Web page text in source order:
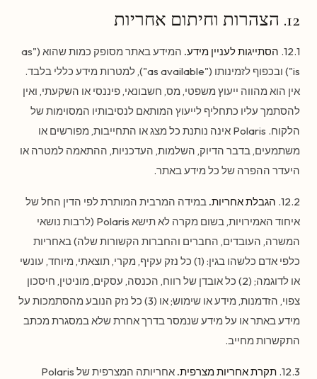
12. הצהרות וחיתום אחריות
12.1. הסתייגות לעניין מידע.
המידע באתר מסופק כמות שהוא ("as
is") ובכפוף לזמינותו ("as available"), למטרות מידע כללי בלבד.
אין הוא מהווה ייעוץ משפטי, מס, חשבונאי, פיננסי או השקעתי, ואין
להסתמך עליו כתחליף לייעוץ המותאם לנסיבותיו המסוימות של
הלקוח. Polaris אינה נותנת כל מצג או התחייבות, מפורשים או
משתמעים, בדבר הדיוק, השלמות, העדכניות, ההתאמה למטרה או
היעדר ההפרה של כל מידע באתר.
12.2. הגבלת אחריות. במידה המרבית המותרת לפי הדין החל של
איחוד האמירויות, בשום מקרה לא תישא Polaris (לרבות נושאי
המשרה, העובדים, החברים והחברות הקשורות שלה) באחריות
כלפי אדם כלשהו בגין: (1) כל נזק עקיף, מקרי, תוצאתי, מיוחד, עונשי
או לדוגמה; (2) כל אובדן של רווח, הכנסה, עסקים, מוניטין, חיסכון
צפוי, הזדמנות, מידע או שימוש; או (3) כל נזק הנובע מהסתמכות על
מידע באתר או על מידע שנמסר בדרך אחרת שלא במסגרת מכתב
התקשרות מחייב.
12.3. תקרת אחריות מצרפית.
אחריותה המצרפית של Polaris